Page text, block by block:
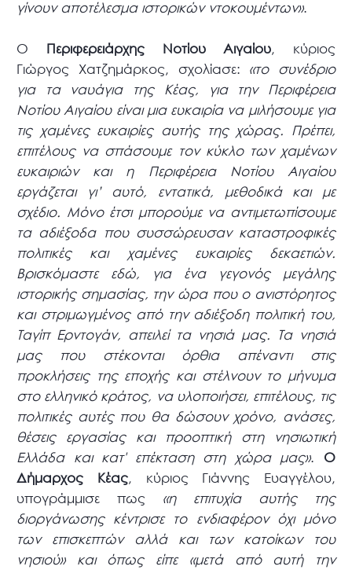
γίνουν αποτέλεσμα ιστορικών ντοκουμέντων».
Ο Περιφερειάρχης Νοτίου Αιγαίου, κύριος
Γιώργος Χατζημάρκος, σχολίασε: «το συνέδριο
για τα ναυάγια της Κέας, για την Περιφέρεια
Νοτίου Αιγαίου είναι μια ευκαιρία να μιλήσουμε για
τις χαμένες ευκαιρίες αυτής της χώρας. Πρέπει,
επιτέλους να σπάσουμε τον κύκλο των χαμένων
ευκαιριών και η Περιφέρεια Νοτίου Αιγαίου
εργάζεται γι’ αυτό, εντατικά, μεθοδικά και με
σχέδιο. Μόνο έτσι μπορούμε να αντιμετωπίσουμε
τα αδιέξοδα που συσσώρευσαν καταστροφικές
πολιτικές και χαμένες ευκαιρίες δεκαετιών.
Βρισκόμαστε εδώ, για ένα γεγονός μεγάλης
ιστορικής σημασίας, την ώρα που ο ανιστόρητος
και στριμωγμένος από την αδιέξοδη πολιτική του,
Ταγίπ Ερντογάν, απειλεί τα νησιά μας. Τα νησιά
μας που στέκονται όρθια απέναντι στις
προκλήσεις της εποχής και στέλνουν το μήνυμα
στο ελληνικό κράτος, να υλοποιήσει, επιτέλους, τις
πολιτικές αυτές που θα δώσουν χρόνο, ανάσες,
θέσεις εργασίας και προοπτική στη νησιωτική
Ελλάδα και κατ' επέκταση στη χώρα μας». Ο
Δήμαρχος Κέας, κύριος Γιάννης Ευαγγέλου,
υπογράμμισε πως «η επιτυχία αυτής της
διοργάνωσης κέντρισε το ενδιαφέρον όχι μόνο
των επισκεπτών αλλά και των κατοίκων του
νησιού» και όπως είπε «μετά από αυτή την